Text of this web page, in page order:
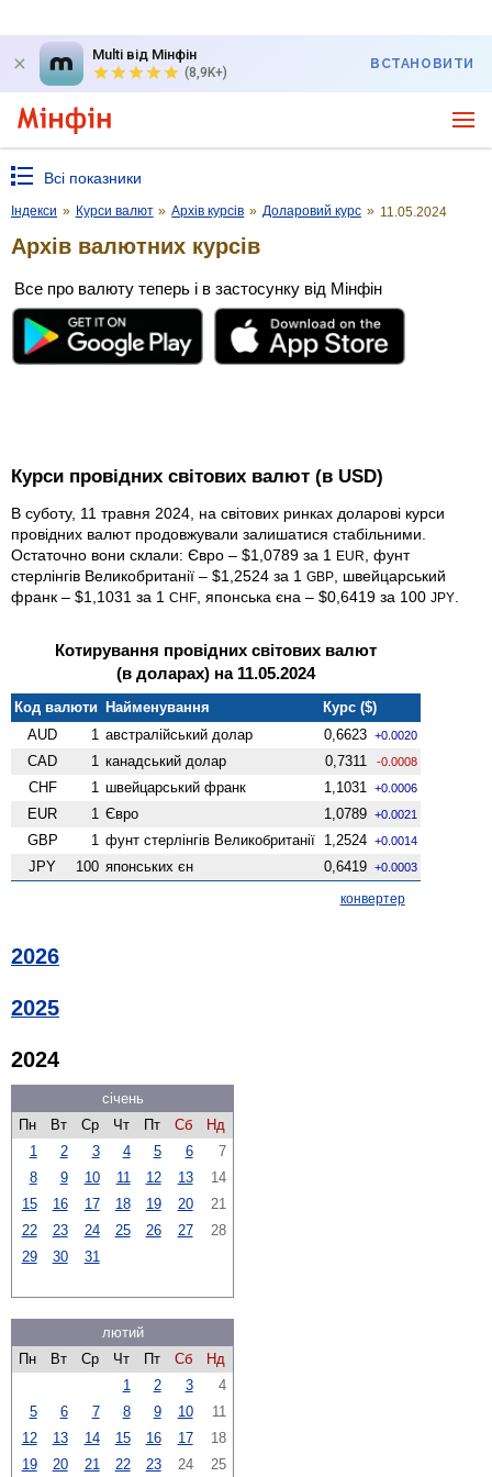
Multi від Мінфін
(8,9K+)
ВСТАНОВИТИ
Всі показники
Індекси » Курси валют » Архів курсів » Доларовий курс » 11.05.2024
Архів валютних курсів
Все про валюту теперь і в застосунку від Мінфін
Курси провідних світових валют (в USD)
В суботу, 11 травня 2024, на світових ринках доларові курси
провідних валют продовжували залишатися стабільними.
Остаточно вони склали: Євро – $1,0789 за 1 EUR
, фунт
стерлінгів Велико­британії – $1,2524 за 1 GBP , швейцарський
франк – $1,1031 за 1 CHF , японська єна – $0,6419 за 100 JPY
Котирування провідних світових валют
(в доларах) на 11.05.2024
Код валюти Найменування
Курс ($)
AUD
1 австралійський долар 0,6623 +0.0020
CAD 1 канадський долар 0,7311 -0.0008
CHF 1 швейцарський франк 1,1031 +0.0006
EUR 1 Євро 1,0789 +0.0021
GBP 1 фунт стерлінгів Велико­британії 1,2524 +0.0014
JPY 100 японських єн 0,6419 +0.0003
конвертер
2026
2025
2024
січень
Пн
Вт Ср Чт Пт Сб
Нд
1
2 3 4 5 6
7
8
9 10 11 12 13
14
15
16 17 18 19 20
21
22
23 24 25 26 27
28
29
30 31
лютий
Пн
Вт Ср Чт Пт Сб
Нд
1
2 3
4
5
6 7 8 9 10
11
12
13 14 15 16 17
18
19
20 21 22 23 24 25